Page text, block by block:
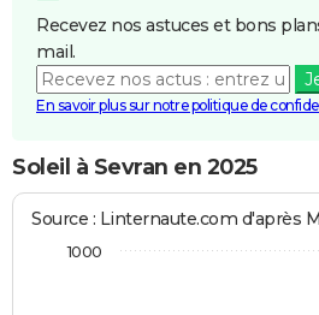
Recevez nos astuces et bons
mail.
En savoir plus sur notre politique de
Soleil à Sevran en 2025
Source : Linternaute.com d'après
1000